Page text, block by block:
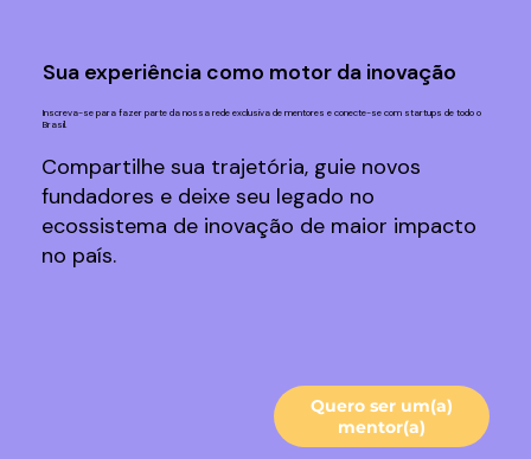
Quero ser um(a)
mentor(a)
Sua experiência como motor da inovação
Inscreva-se para fazer parte da nossa rede exclusiva de mentores e conecte-se com startups de todo o
Brasil.
Compartilhe sua trajetória, guie novos
fundadores e deixe seu legado no
ecossistema de inovação de maior impacto
no país.